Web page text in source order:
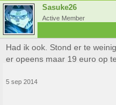
Sasuke26
Active Member
Had ik ook. Stond er te
er opeens maar 19 euro op te
5 sep 2014